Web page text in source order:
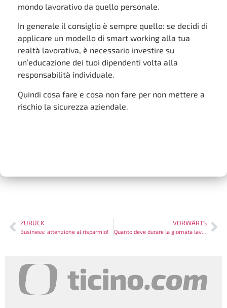
mondo lavorativo da quello personale.
In generale il consiglio è sempre quello: se decidi di
applicare un modello di smart working alla tua
realtà lavorativa, è necessario investire su
un’educazione dei tuoi dipendenti volta alla
responsabilità individuale.
Quindi cosa fare e cosa non fare per non mettere a
rischio la sicurezza aziendale.
ZURÜCK
Business: attenzione al risparmio!
VORWÄRTS
Quanto deve durare la giornata lavorativa?